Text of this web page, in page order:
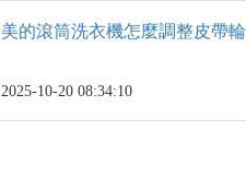
美的滾筒洗衣機怎麼調整皮帶輪
2025-10-20 08:34:10